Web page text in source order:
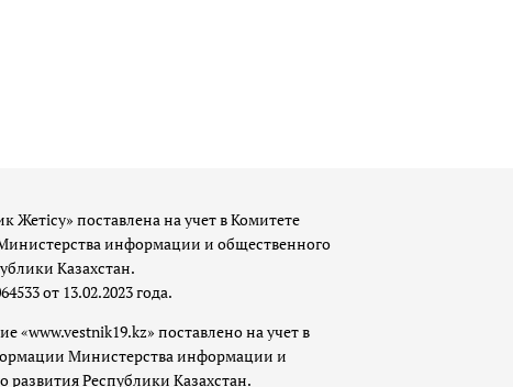
Жетісу» поставлена на учет в Комитете
информации и общественного
Казахстан.
от 13.02.2023 года.
«www.vestnik19.kz» поставлено на учет в
Министерства информации и
развития Республики Казахстан.